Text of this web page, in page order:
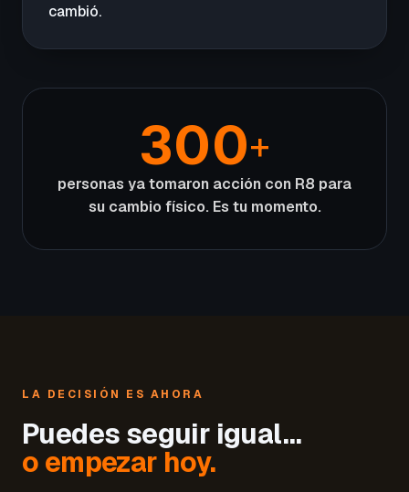
cambió.
300+
personas ya tomaron acción con R8 para
su cambio físico. Es tu momento.
LA DECISIÓN ES AHORA
Puedes seguir igual…
o empezar hoy.